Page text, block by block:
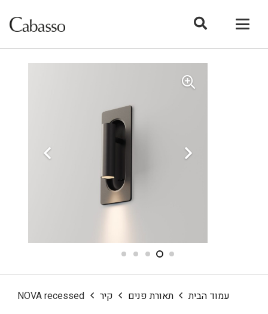
עמוד הבית תאורת פנים קיר NOVA recessed